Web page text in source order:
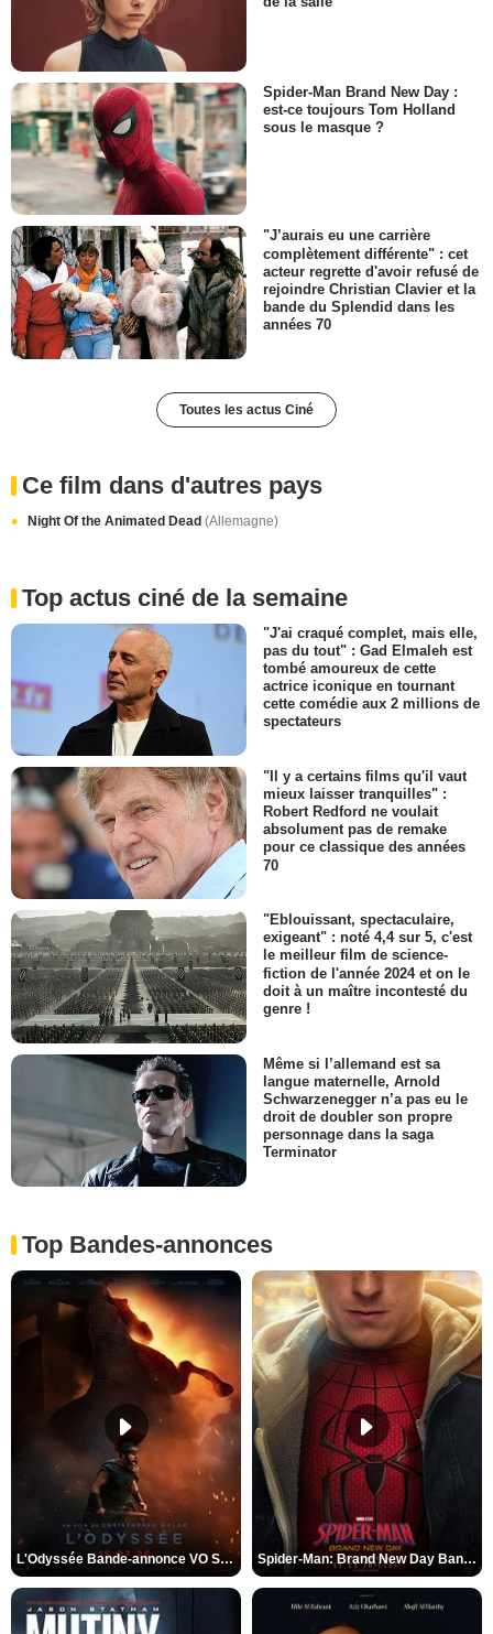
Spider-Man Brand New Day :
est-ce toujours Tom Holland
sous le masque ?
"J’aurais eu une carrière
complètement différente" : cet
acteur regrette d'avoir refusé de
rejoindre Christian Clavier et la
bande du Splendid dans les
années 70
Toutes les actus Ciné
Ce film dans d'autres pays
Night Of the Animated Dead (Allemagne)
Top actus ciné de la semaine
"J'ai craqué complet, mais elle,
pas du tout" : Gad Elmaleh est
tombé amoureux de cette
actrice iconique en tournant
cette comédie aux 2 millions de
spectateurs
"Il y a certains films qu'il vaut
mieux laisser tranquilles" :
Robert Redford ne voulait
absolument pas de remake
pour ce classique des années
70
"Eblouissant, spectaculaire,
exigeant" : noté 4,4 sur 5, c'est
le meilleur film de science-
fiction de l'année 2024 et on le
doit à un maître incontesté du
genre !
Même si l’allemand est sa
langue maternelle, Arnold
Schwarzenegger n’a pas eu le
droit de doubler son propre
personnage dans la saga
Terminator
Top Bandes-annonces
L'Odyssée Bande-annonce VO STFR Spider-Man: Brand New Day Bande-annonce VO STFR